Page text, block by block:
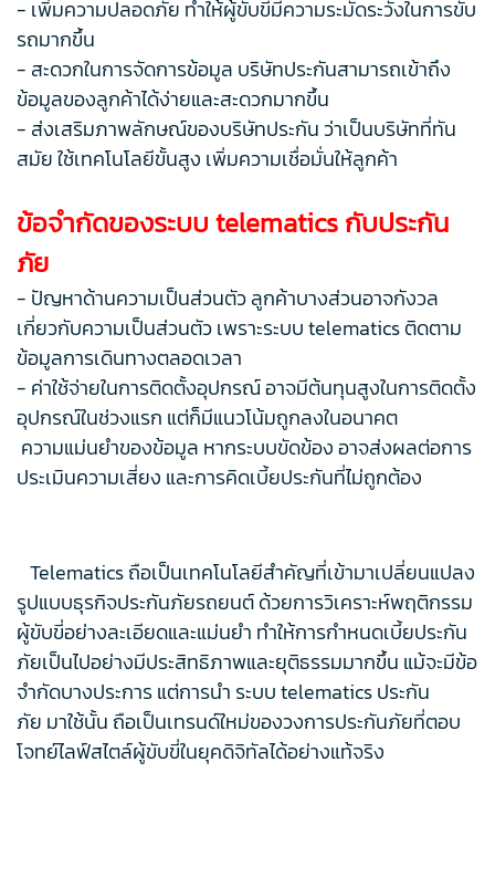
- เพิ่มความปลอดภัย ทำให้ผู้ขับขี่มีความระมัดระวังในการขับ
รถมากขึ้น
- สะดวกในการจัดการข้อมูล บริษัทประกันสามารถเข้าถึง
ข้อมูลของลูกค้าได้ง่ายและสะดวกมากขึ้น
- ส่งเสริมภาพลักษณ์ของบริษัทประกัน ว่าเป็นบริษัทที่ทัน
สมัย ใช้เทคโนโลยีขั้นสูง เพิ่มความเชื่อมั่นให้ลูกค้า
ข้อจำกัดของระบบ telematics กับประกัน
ภัย
- ปัญหาด้านความเป็นส่วนตัว ลูกค้าบางส่วนอาจกังวล
เกี่ยวกับความเป็นส่วนตัว เพราะระบบ telematics ติดตาม
ข้อมูลการเดินทางตลอดเวลา
- ค่าใช้จ่ายในการติดตั้งอุปกรณ์ อาจมีต้นทุนสูงในการติดตั้ง
อุปกรณ์ในช่วงแรก แต่ก็มีแนวโน้มถูกลงในอนาคต
ความแม่นยำของข้อมูล หากระบบขัดข้อง อาจส่งผลต่อการ
ประเมินความเสี่ยง และการคิดเบี้ยประกันที่ไม่ถูกต้อง
Telematics ถือเป็นเทคโนโลยีสำคัญที่เข้ามาเปลี่ยนแปลง
รูปแบบธุรกิจประกันภัยรถยนต์ ด้วยการวิเคราะห์พฤติกรรม
ผู้ขับขี่อย่างละเอียดและแม่นยำ ทำให้การกำหนดเบี้ยประกัน
ภัยเป็นไปอย่างมีประสิทธิภาพและยุติธรรมมากขึ้น แม้จะมีข้อ
จำกัดบางประการ แต่การนำ ระบบ telematics ประกัน
ภัย มาใช้นั้น ถือเป็นเทรนด์ใหม่ของวงการประกันภัยที่ตอบ
โจทย์ไลฟ์สไตล์ผู้ขับขี่ในยุคดิจิทัลได้อย่างแท้จริง